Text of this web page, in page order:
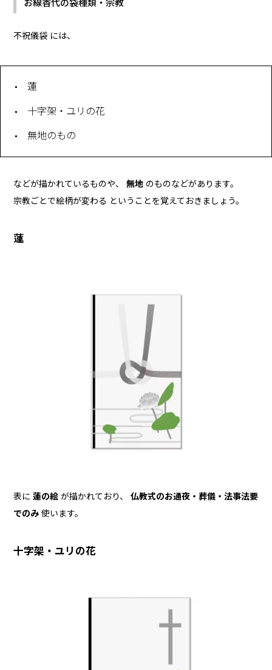
お線香代の袋種類・宗教
不祝儀袋 には、
蓮
十字架・ユリの花
無地のもの
などが描かれているものや、無地 のものなどがあります。
宗教ごとで絵柄が変わる ということを覚えておきましょう。
蓮
表に 蓮の絵が描かれており、
仏教式のお通夜・葬儀・法事法要
でのみ 使います。
十字架・ユリの花